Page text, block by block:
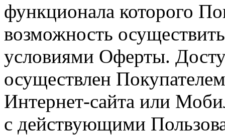
функционала которого
возможность
условиями Оферты.
осуществлен
Интернет-сайта или
с действующими